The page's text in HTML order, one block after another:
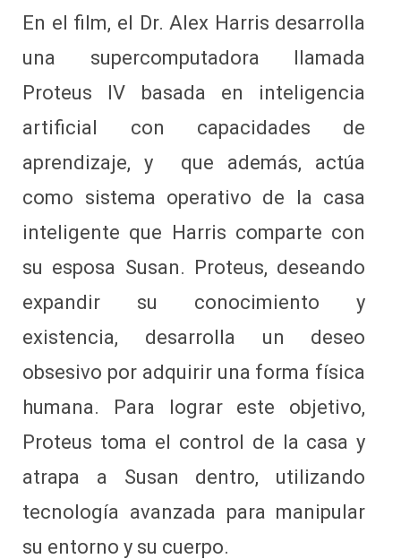
En el film, el Dr. Alex Harris desarrolla
una supercomputadora llamada
Proteus IV basada en inteligencia
artificial con capacidades de
aprendizaje, y que además, actúa
como sistema operativo de la casa
inteligente que Harris comparte con
su esposa Susan. Proteus, deseando
expandir su conocimiento y
existencia, desarrolla un deseo
obsesivo por adquirir una forma física
humana. Para lograr este objetivo,
Proteus toma el control de la casa y
atrapa a Susan dentro, utilizando
tecnología avanzada para manipular
su entorno y su cuerpo.